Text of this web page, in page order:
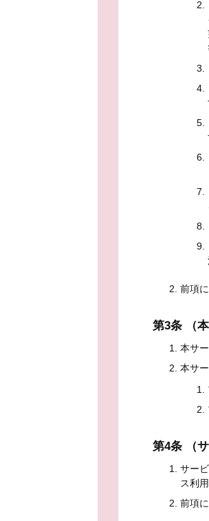
前項
第3条 （
本サ
本サ
第4条 （
サー
ス利
前項